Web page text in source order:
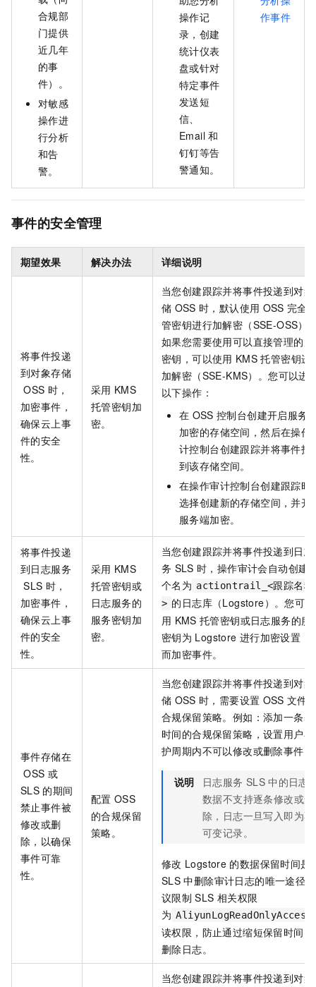
合规部
门提供
近几年
的事
件）。
对敏感
操作进
行分析
和告
警。
操作记
录，创建
统计仪表
盘或针对
特定事件
发送短
信、
Email 和
钉钉等告
警通知。
作事件
事件的安全管理
期望效果 解决办法 详细说明
将事件投递
到对象存储
OSS 时，
加密事件，
确保云上事
件的安全
性。
采用 KMS
托管密钥加
密。
当您创建跟踪并将事件投递到对
储 OSS 时，默认使用 OSS 完全
管密钥进行加解密（SSE-OSS）
如果您需要使用可以直接管理的
密钥，可以使用 KMS 托管密钥进
加解密（SSE-KMS）。您可以进
以下操作：
在 OSS 控制台创建开启服务
加密的存储空间，然后在操作
计控制台创建跟踪并将事件投
到该存储空间。
在操作审计控制台创建跟踪时
选择创建新的存储空间，并开
服务端加密。
将事件投递
到日志服务
SLS 时，
加密事件，
确保云上事
件的安全
性。
采用 KMS
托管密钥或
日志服务的
服务密钥加
密。
当您创建跟踪并将事件投递到日
务 SLS 时，操作审计会自动创建
个名为 actiontrail_<跟踪名称
> 的日志库（Logstore）。您可
用 KMS 托管密钥或日志服务的服
密钥为 Logstore 进行加密设置，
而加密事件。
事件存储在
OSS 或
SLS 的期间
禁止事件被
修改或删
除，以确保
事件可靠
性。
配置 OSS
的合规保留
策略。
当您创建跟踪并将事件投递到对
储 OSS 时，需要设置 OSS 文件
合规保留策略。例如：添加一条
时间的合规保留策略，设置用户
护周期内不可以修改或删除事件。
说明 日志服务 SLS 中的日志
数据不支持逐条修改或删
除，日志一旦写入即为不
可变记录。
修改 Logstore 的数据保留时间是
SLS 中删除审计日志的唯一途径
议限制 SLS 相关权限
为 AliyunLogReadOnlyAccess
读权限，防止通过缩短保留时间
删除日志。
当您创建跟踪并将事件投递到对